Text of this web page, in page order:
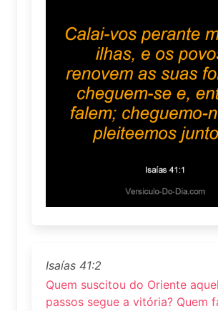
Isaías 41:2
Quem suscitou do Oriente
passos segue a vitória? Quem